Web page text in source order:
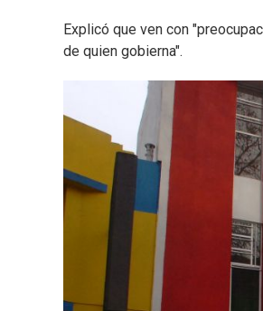
Explicó que ven con
de quien gobierna".